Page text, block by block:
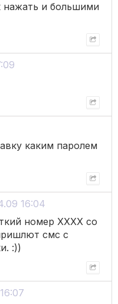
нажать и большими
каким паролем
16:04
номер ХХХХ со
смс с
:))